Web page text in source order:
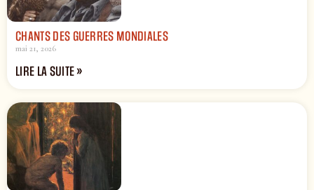
CHANTS DES GUERRES MONDIALES
mai 21, 2026
LIRE LA SUITE »